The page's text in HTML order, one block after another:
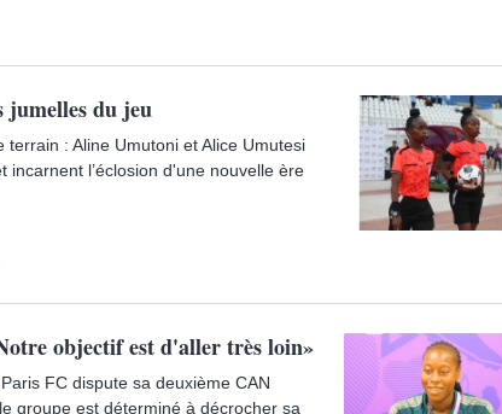
du jeu
: Aline Umutoni et Alice Umutesi
incarnent l’éclosion d'une nouvelle ère
objectif est d'aller très loin»
FC dispute sa deuxième CAN
groupe est déterminé à décrocher sa